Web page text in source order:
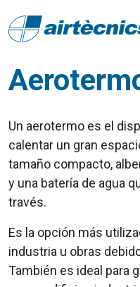
Un aerotermo es el
calentar un gran
tamaño compacto,
y una batería de agua
través.
Es la opción más
industria u obras
También es ideal para